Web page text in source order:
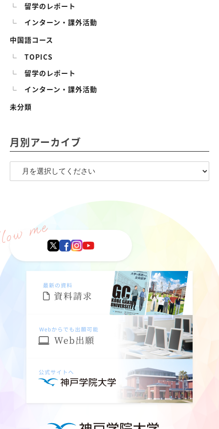
留学のレポート
インターン・課外活動
中国語コース
TOPICS
留学のレポート
インターン・課外活動
未分類
月別アーカイブ